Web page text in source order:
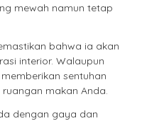
mewah namun tetap
bahwa ia akan
interior. Walaupun
sentuhan
makan Anda.
dengan gaya dan